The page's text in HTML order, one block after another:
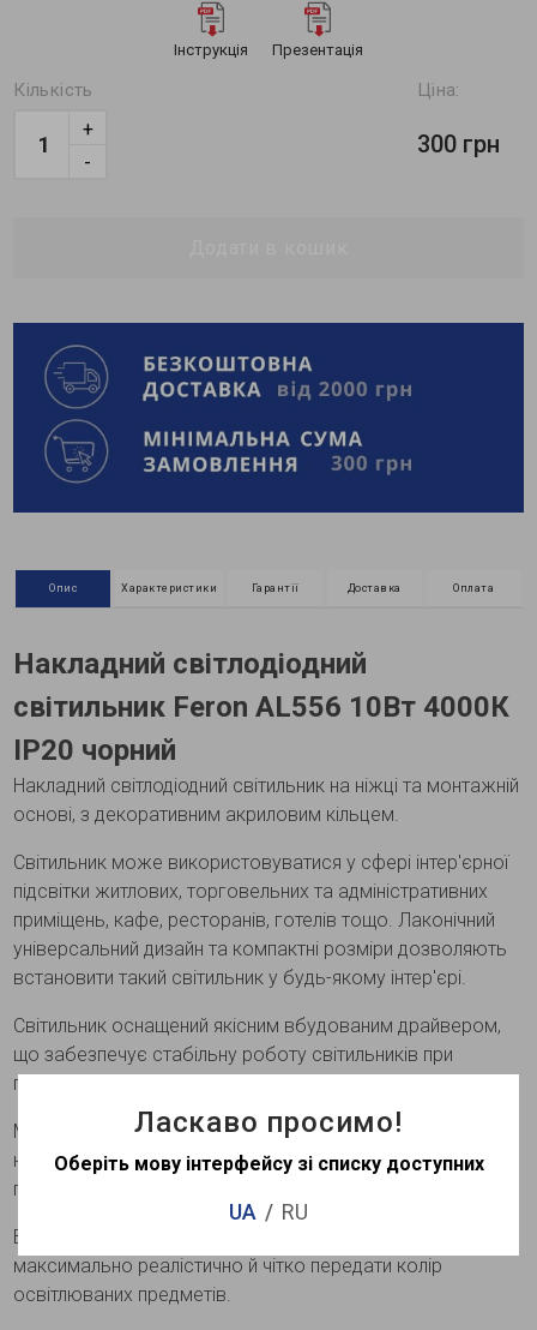
Інструкція Презентація
Кількість
-
+
Ціна:
300 грн
Опис Характеристики Гарантії Доставка Оплата
Накладний світлодіодний
світильник Feron AL556 10Вт 4000К
IP20 чорний
Накладний світлодіодний світильник на ніжці та монтажній
основі, з декоративним акриловим кільцем.
Світильник може використовуватися у сфері інтер'єрної
підсвітки житлових, торговельних та адміністративних
приміщень, кафе, ресторанів, готелів тощо. Лаконічний
універсальний дизайн та компактні розміри дозволяють
встановити такий світильник у будь-якому інтер'єрі.
Світильник оснащений якісним вбудованим драйвером,
що забезпечує стабільну роботу світильників при
перепадах напруги.
Має зручне регулювання напрямку світлового променю:
на 350° горизонтальній площині, на 105° у вертикальній
площині.
Високий індекс передачі кольору Ra>80 дозволяє
максимально реалістично й чітко передати колір
освітлюваних предметів.
Ласкаво просимо!
Оберіть мову інтерфейсу зі списку доступних
UA RU